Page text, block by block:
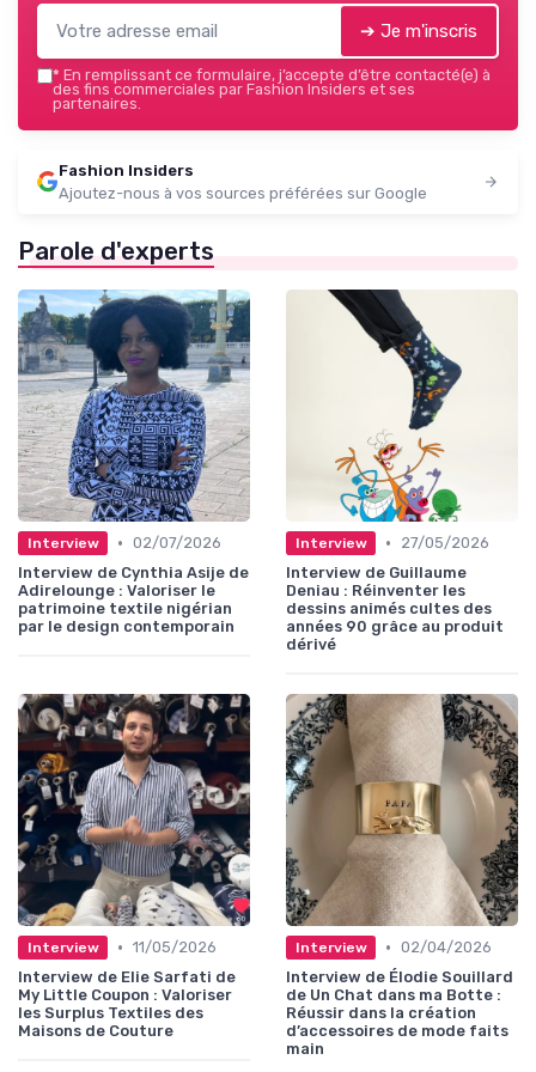
➔ Je m'inscris
* En remplissant ce formulaire, j’accepte d’être contacté(e) à
des fins commerciales par Fashion Insiders et ses
partenaires.
Fashion Insiders
Ajoutez-nous à vos sources préférées sur Google
Parole d'experts
Interview • 02/07/2026
Interview de Cynthia Asije de
Adirelounge : Valoriser le
patrimoine textile nigérian
par le design contemporain
Interview •
27/05/2026
Interview de Guillaume
Deniau : Réinventer les
dessins animés cultes des
années 90 grâce au produit
dérivé
Interview • 11/05/2026
Interview de Elie Sarfati de
My Little Coupon : Valoriser
les Surplus Textiles des
Maisons de Couture
Interview • 02/04/2026
Interview de Élodie Souillard
de Un Chat dans ma Botte :
Réussir dans la création
d’accessoires de mode faits
main